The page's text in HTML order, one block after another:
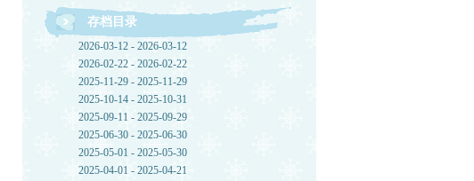
存档目录
2026-03-12 - 2026-03-12
2026-02-22 - 2026-02-22
2025-11-29 - 2025-11-29
2025-10-14 - 2025-10-31
2025-09-11 - 2025-09-29
2025-06-30 - 2025-06-30
2025-05-01 - 2025-05-30
2025-04-01 - 2025-04-21